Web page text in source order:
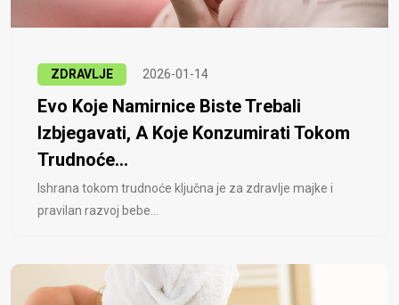
ZDRAVLJE 2026-01-14
Evo Koje Namirnice Biste Trebali
Izbjegavati, A Koje Konzumirati Tokom
Trudnoće...
Ishrana tokom trudnoće ključna je za zdravlje majke i
pravilan razvoj bebe...